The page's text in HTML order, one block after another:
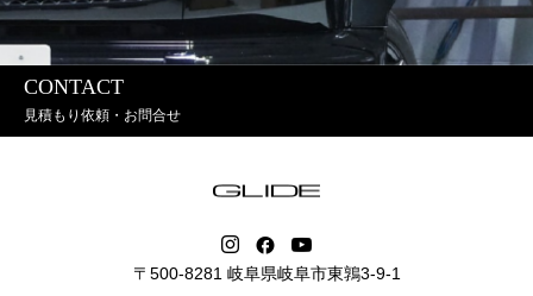
CONTACT
見積もり依頼・お問合せ
〒500-8281 岐阜県岐阜市東鶉3-9-1